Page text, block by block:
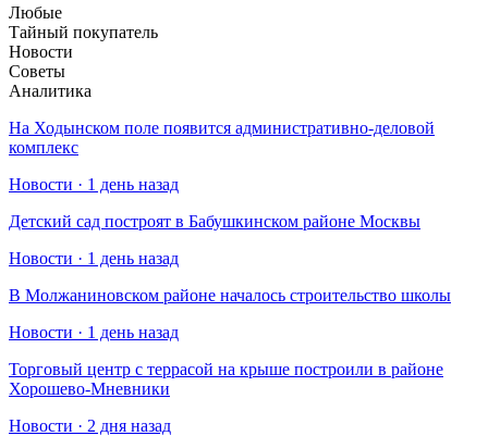
Любые
Тайный покупатель
Новости
Советы
Аналитика
На Ходынском поле появится административно-деловой
комплекс
Новости · 1 день назад
Детский сад построят в Бабушкинском районе Москвы
Новости · 1 день назад
В Молжаниновском районе началось строительство школы
Новости · 1 день назад
Торговый центр с террасой на крыше построили в районе
Хорошево-Мневники
Новости · 2 дня назад